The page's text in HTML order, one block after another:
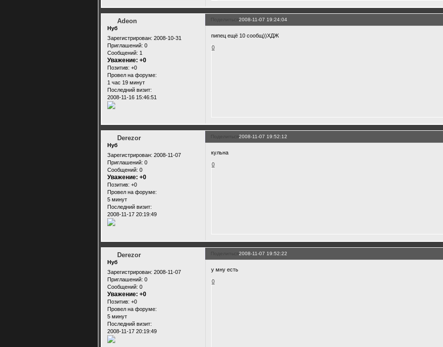
Поделиться2008-11-07 19:24:04
Adeon
Нуб
Зарегистрирован: 2008-10-31
Приглашений: 0
Сообщений: 1
Уважение: +0
Позитив: +0
Провел на форуме:
1 час 19 минут
Последний визит:
2008-11-16 15:46:51
пипец ещё 10 сообщ))ХДЖ
0
Поделиться2008-11-07 19:52:12
Derezor
Нуб
Зарегистрирован: 2008-11-07
Приглашений: 0
Сообщений: 0
Уважение: +0
Позитив: +0
Провел на форуме:
5 минут
Последний визит:
2008-11-17 20:19:49
кульна
0
Поделиться2008-11-07 19:52:22
Derezor
Нуб
Зарегистрирован: 2008-11-07
Приглашений: 0
Сообщений: 0
Уважение: +0
Позитив: +0
Провел на форуме:
5 минут
Последний визит:
2008-11-17 20:19:49
у мну есть
0